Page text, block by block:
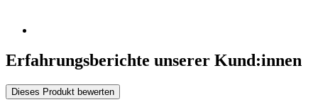
Erfahrungsberichte unserer Kund:innen
Dieses Produkt bewerten